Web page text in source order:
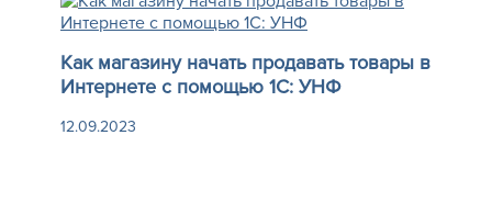
Как магазину начать продавать товары в
Интернете с помощью 1С: УНФ
12.09.2023